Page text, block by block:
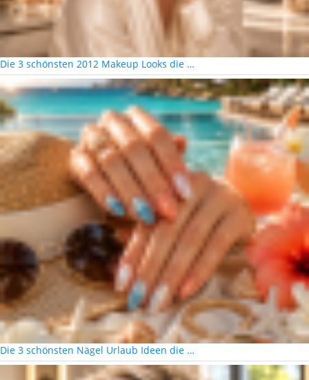
Die 3 schönsten 2012 Makeup Looks die …
Die 3 schönsten Nägel Urlaub Ideen die …